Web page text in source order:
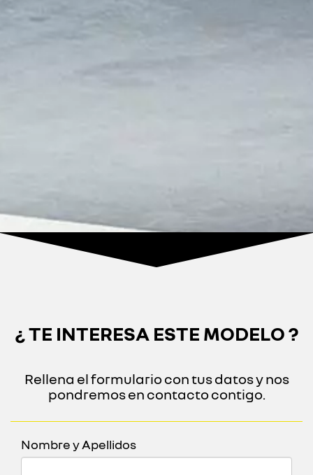
¿ TE INTERESA ESTE MODELO ?
Rellena el formulario con tus datos y nos
pondremos en contacto contigo.
Nombre y Apellidos